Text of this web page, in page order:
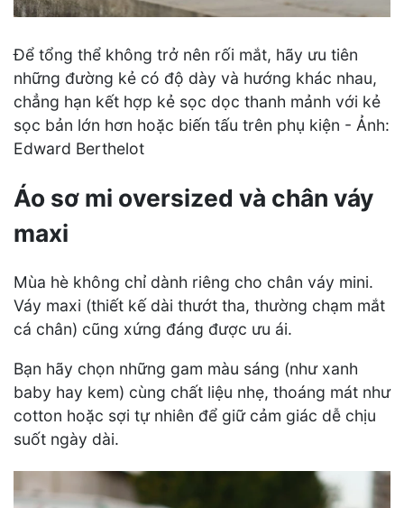
Để tổng thể không trở nên rối mắt, hãy ưu tiên
những đường kẻ có độ dày và hướng khác nhau,
chẳng hạn kết hợp kẻ sọc dọc thanh mảnh với kẻ
sọc bản lớn hơn hoặc biến tấu trên phụ kiện - Ảnh:
Edward Berthelot
Áo sơ mi oversized và chân váy
maxi
Mùa hè không chỉ dành riêng cho chân váy mini.
Váy maxi (thiết kế dài thướt tha, thường chạm mắt
cá chân) cũng xứng đáng được ưu ái.
Bạn hãy chọn những gam màu sáng (như xanh
baby hay kem) cùng chất liệu nhẹ, thoáng mát như
cotton hoặc sợi tự nhiên để giữ cảm giác dễ chịu
suốt ngày dài.